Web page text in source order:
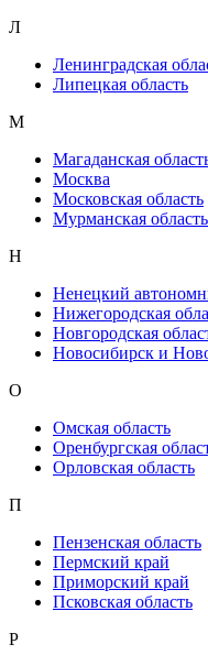
Л
Ленинградская
Липецкая область
М
Магаданская
Москва
Московская область
Мурманская область
Н
Ненецкий
Нижегородская
Новгородская
Новосибирск и
О
Омская область
Оренбургская
Орловская область
П
Пензенская область
Пермский край
Приморский край
Псковская область
Р